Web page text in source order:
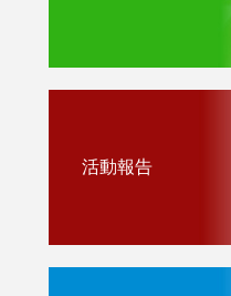
活動報告